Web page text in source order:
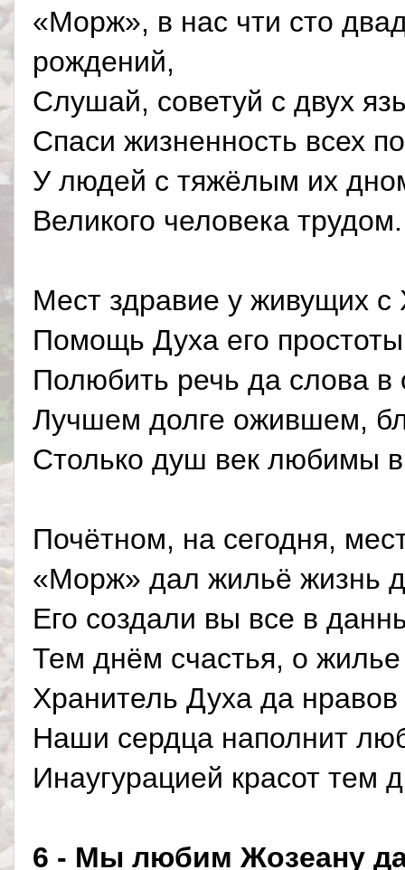
«Морж», в нас чти сто
рождений,
Слушай, советуй с двух
Спаси жизненность всех
У людей с тяжёлым их
Великого человека трудом.
Мест здравие у живущих с
Помощь Духа его
Полюбить речь да слова в
Лучшем долге ожившем,
Столько душ век любимы
Почётном, на сегодня,
«Морж» дал жильё жизнь
Его создали вы все в
Тем днём счастья, о жилье
Хранитель Духа да нравов
Наши сердца наполнит
Инаугурацией красот тем
6 - Мы любим Жозеану